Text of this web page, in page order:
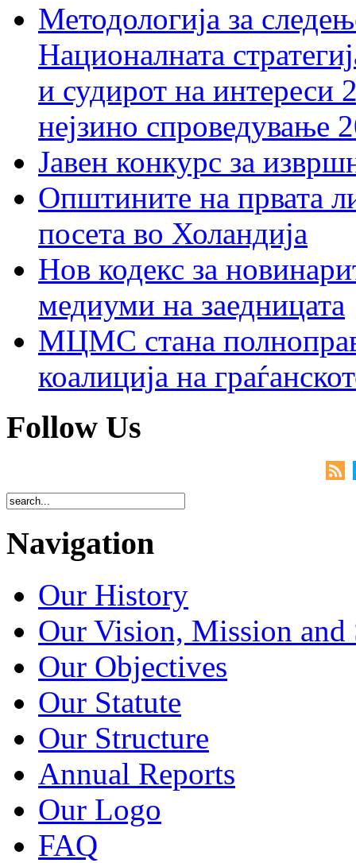
Методологија за
Националната
и судирот на интереси
нејзино спроведување
Јавен конкурс за
Општините на првата
посета во Холандија
Нов кодекс за
медиуми на заедницата
МЦМС стана
коалиција на
Follow Us
Navigation
Our History
Our Vision, Mission and
Our Objectives
Our Statute
Our Structure
Annual Reports
Our Logo
FAQ